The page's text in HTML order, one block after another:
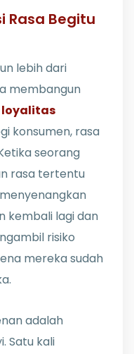
Rasa Begitu
lebih dari
membangun
loyalitas
konsumen, rasa
seorang
rasa tertentu
kembali lagi dan
risiko
mereka sudah
adalah
Satu kali